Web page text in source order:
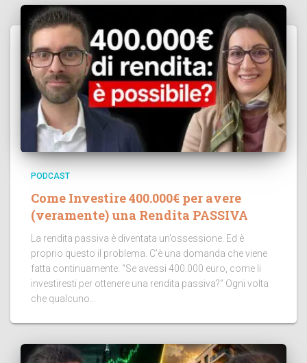
PODCAST
Come Investire 400.000€ per avere
(veramente) una Rendita PASSIVA
La rendita passiva è diventata un’ossessione. Ed è
proprio questo il problema. C’è una domanda che viene
fatta continuamente. “Se avessi 400.000 euro, come li
investiresti per ottenere una rendita passiva?” Ogni volta
che qualcuno...